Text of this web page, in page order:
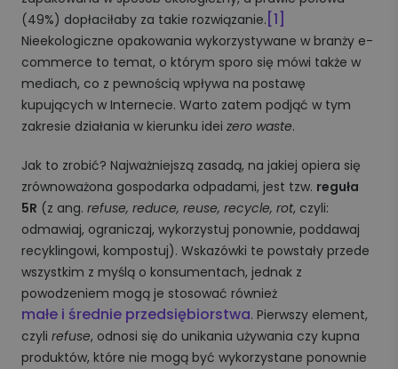
(49%) dopłaciłaby za takie rozwiązanie. [1]
Nieekologiczne opakowania wykorzystywane w branży e-
commerce to temat, o którym sporo się mówi także w
mediach, co z pewnością wpływa na postawę
kupujących w Internecie. Warto zatem podjąć w tym
zakresie działania w kierunku idei zero waste.
Jak to zrobić? Najważniejszą zasadą, na jakiej opiera się
zrównoważona gospodarka odpadami, jest tzw. reguła
5R (z ang. refuse, reduce, reuse, recycle, rot, czyli:
odmawiaj, ograniczaj, wykorzystuj ponownie, poddawaj
recyklingowi, kompostuj). Wskazówki te powstały przede
wszystkim z myślą o konsumentach, jednak z
powodzeniem mogą je stosować również
małe i średnie przedsiębiorstwa. Pierwszy element,
czyli refuse, odnosi się do unikania używania czy kupna
produktów, które nie mogą być wykorzystane ponownie